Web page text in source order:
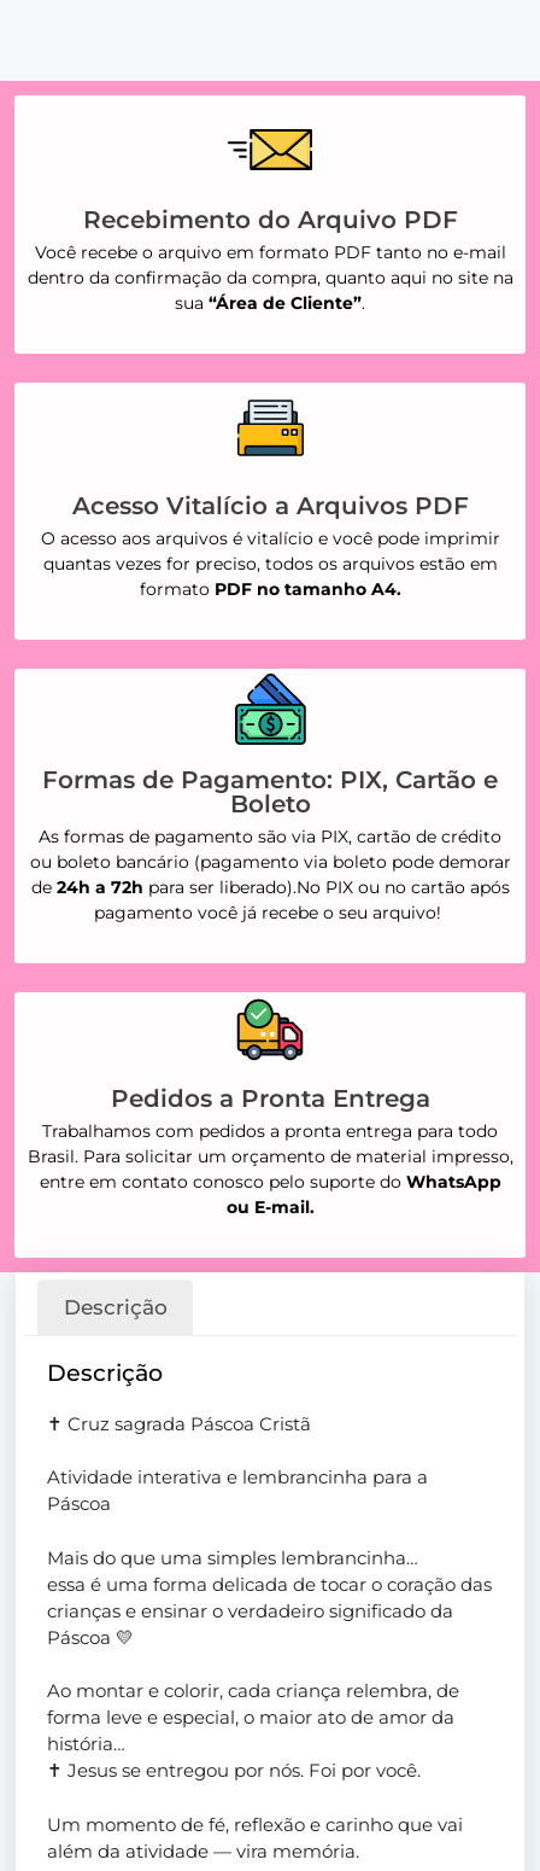
Recebimento do Arquivo PDF
Você recebe o arquivo em formato PDF tanto no e-mail
dentro da confirmação da compra, quanto aqui no site na
sua “Área de Cliente”.
Acesso Vitalício a Arquivos PDF
O acesso aos arquivos é vitalício e você pode imprimir
quantas vezes for preciso, todos os arquivos estão em
formato PDF no tamanho A4.
Formas de Pagamento: PIX, Cartão e
Boleto
As formas de pagamento são via PIX, cartão de crédito
ou boleto bancário (pagamento via boleto pode demorar
de 24h a 72h para ser liberado).No PIX ou no cartão após
pagamento você já recebe o seu arquivo!
Pedidos a Pronta Entrega
Trabalhamos com pedidos a pronta entrega para todo
Brasil. Para solicitar um orçamento de material impresso,
entre em contato conosco pelo suporte do WhatsApp
ou E-mail.
Descrição
Descrição
✝️ Cruz sagrada Páscoa Cristã
Atividade interativa e lembrancinha para a
Páscoa
Mais do que uma simples lembrancinha…
essa é uma forma delicada de tocar o coração das
crianças e ensinar o verdadeiro significado da
Páscoa 💛
Ao montar e colorir, cada criança relembra, de
forma leve e especial, o maior ato de amor da
história…
✝️ Jesus se entregou por nós. Foi por você.
Um momento de fé, reflexão e carinho que vai
além da atividade — vira memória.